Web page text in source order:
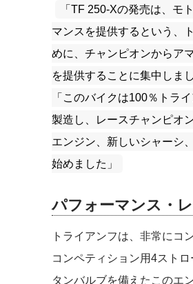
「TF 250-Xの発売は、モ
マンスを提供するという、
めに、チャンピオンからア
を提供することに集中しまし
「このバイクは100％トラ
製造し、レースチャンピオ
エンジン、新しいシャーシ
始めました」
パフォーマンス・
トライアンフは、非常にコ
コンペティション用4スト
タンバルブを備えたこのエ